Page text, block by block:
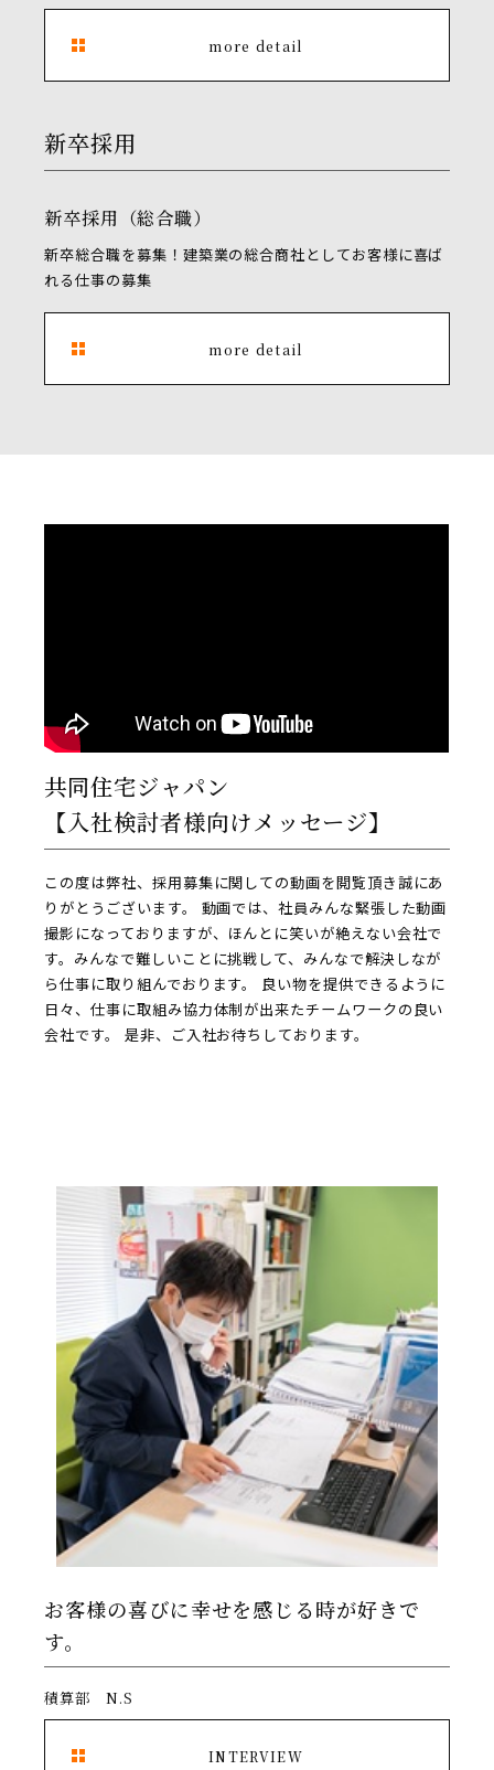
more detail
新卒採用
新卒採用（総合職）
新卒総合職を募集！建築業の総合商社としてお客様に喜ば
れる仕事の募集
more detail
共同住宅ジャパン
【入社検討者様向けメッセージ】
この度は弊社、採用募集に関しての動画を閲覧頂き誠にあ
りがとうございます。 動画では、社員みんな緊張した動画
撮影になっておりますが、ほんとに笑いが絶えない会社で
す。みんなで難しいことに挑戦して、みんなで解決しなが
ら仕事に取り組んでおります。 良い物を提供できるように
日々、仕事に取組み協力体制が出来たチームワークの良い
会社です。 是非、ご入社お待ちしております。
お客様の喜びに幸せを感じる時が好きで
す。
積算部 N.S
INTERVIEW